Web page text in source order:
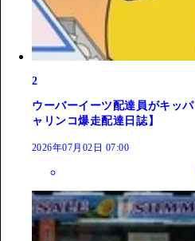
2
ウーバーイーツ配達員がキッ
ャリンコ爆走配達日誌】
2026年07月02日 07:00